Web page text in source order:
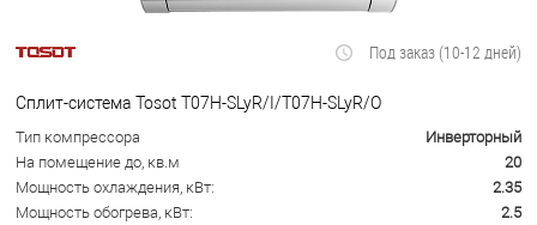
Под заказ (10-12 дней)
Сплит-система Tosot T07H-SLyR/I/T07H-SLyR/O
Тип компрессора
Инверторный
На помещение до, кв.м
20
Мощность охлаждения, кВт:
2.35
Мощность обогрева, кВт:
2.5